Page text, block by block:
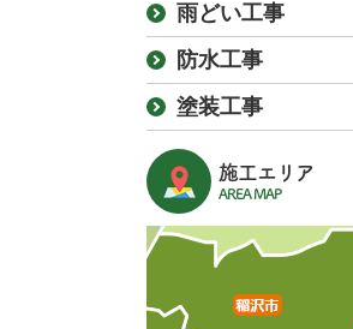
雨どい工事
防水工事
塗装工事
施工エリア
AREA MAP